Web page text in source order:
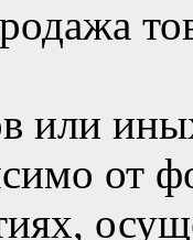
или
от